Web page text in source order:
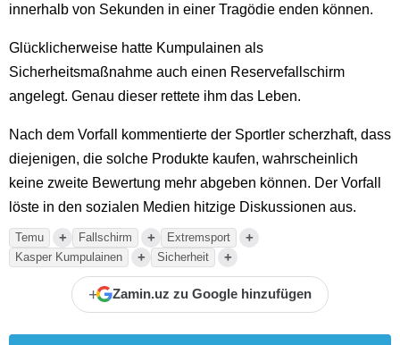
innerhalb von Sekunden in einer Tragödie enden können.
Glücklicherweise hatte Kumpulainen als
Sicherheitsmaßnahme auch einen Reservefallschirm
angelegt. Genau dieser rettete ihm das Leben.
Nach dem Vorfall kommentierte der Sportler scherzhaft, dass
diejenigen, die solche Produkte kaufen, wahrscheinlich
keine zweite Bewertung mehr abgeben können. Der Vorfall
löste in den sozialen Medien hitzige Diskussionen aus.
Temu + Fallschirm + Extremsport +
Kasper Kumpulainen + Sicherheit +
+ Zamin.uz zu Google hinzufügen